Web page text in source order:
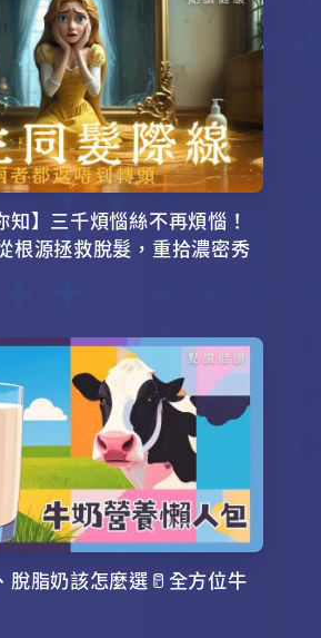
知】三千煩惱絲不再煩惱！
根源拯救脫髮，重拾濃密秀
脫脂奶該怎麼選🥛全方位牛